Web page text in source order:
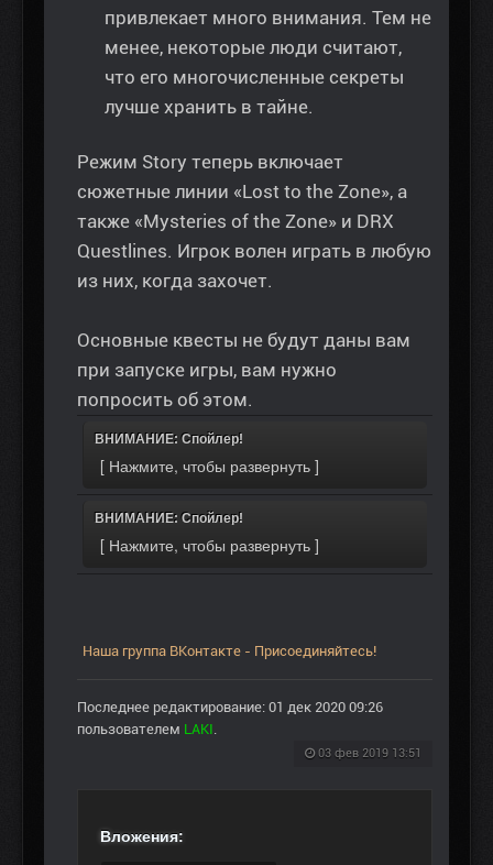
привлекает много внимания. Тем не
менее, некоторые люди считают,
что его многочисленные секреты
лучше хранить в тайне.
Режим Story теперь включает
сюжетные линии «Lost to the Zone», а
также «Mysteries of the Zone» и DRX
Questlines. Игрок волен играть в любую
из них, когда захочет.
Основные квесты не будут даны вам
при запуске игры, вам нужно
попросить об этом.
ВНИМАНИЕ: Спойлер!
ВНИМАНИЕ: Спойлер!
Наша группа ВКонтакте - Присоединяйтесь!
Последнее редактирование: 01 дек 2020 09:26
пользователем LAKI
03 фев 2019 13:51
Вложения: